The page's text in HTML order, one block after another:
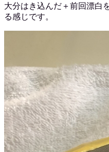
大分はき込んだ＋前回漂白
る感じです。